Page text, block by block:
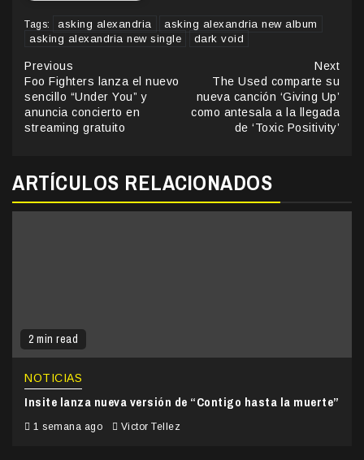
Tags: asking alexandria
asking alexandria new album
asking alexandria new single
dark void
Continue
Reading
Previous
Foo Fighters lanza el nuevo
sencillo “Under You” y
anuncia concierto en
streaming gratuito
Next
The Used comparte su
nueva canción ‘Giving Up’
como antesala a la llegada
de ‘Toxic Positivity’
ARTÍCULOS RELACIONADOS
2 min read
NOTICIAS
Insite lanza nueva versión de “Contigo hasta la muerte”
1 semana ago Victor Tellez